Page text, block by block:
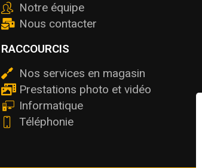
Notre équipe
Nous contacter
RACCOURCIS
Nos services en magasin
Prestations photo et vidéo
Informatique
Téléphonie